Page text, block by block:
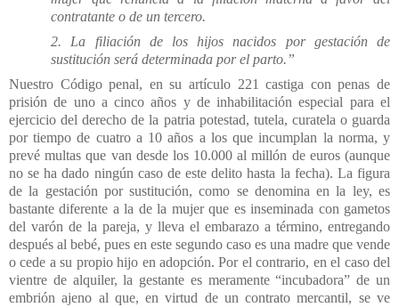
contratante o de un tercero.
2. La filiación de los hijos nacidos por gestación de
sustitución será determinada por el parto.”
Nuestro Código penal, en su artículo 221 castiga con penas de
prisión de uno a cinco años y de inhabilitación especial para el
ejercicio del derecho de la patria potestad, tutela, curatela o guarda
por tiempo de cuatro a 10 años a los que incumplan la norma, y
prevé multas que van desde los 10.000 al millón de euros (aunque
no se ha dado ningún caso de este delito hasta la fecha). La figura
de la gestación por sustitución, como se denomina en la ley, es
bastante diferente a la de la mujer que es inseminada con gametos
del varón de la pareja, y lleva el embarazo a término, entregando
después al bebé, pues en este segundo caso es una madre que vende
o cede a su propio hijo en adopción. Por el contrario, en el caso del
vientre de alquiler, la gestante es meramente “incubadora” de un
embrión ajeno al que, en virtud de un contrato mercantil, se ve